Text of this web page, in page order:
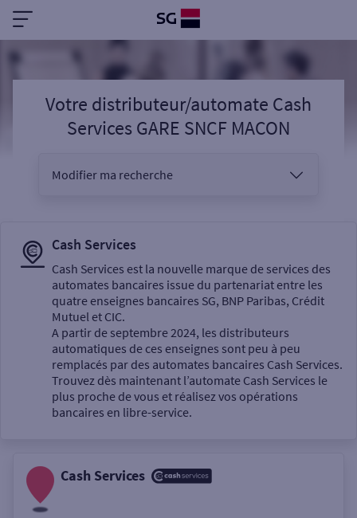
Votre distributeur/automate Cash
Services GARE SNCF MACON
Modifier ma recherche
Sélectionnez votre recherche
Un service
Autour de moi
Cash Services
Cash Services est la nouvelle marque de services des
automates bancaires issue du partenariat entre les
quatre enseignes bancaires SG, BNP Paribas, Crédit
Mutuel et CIC.
A partir de septembre 2024, les distributeurs
automatiques de ces enseignes sont peu à peu
remplacés par des automates bancaires Cash Services.
Trouvez dès maintenant l’automate Cash Services le
plus proche de vous et réalisez vos opérations
bancaires en libre-service.
Cash Services